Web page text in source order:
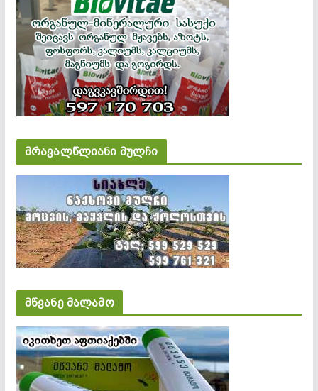
მრავალწლიანი მულჩი
მწვანე მალამო